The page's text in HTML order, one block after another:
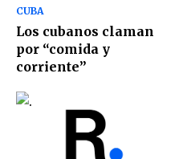
CUBA
Los cubanos claman
por “comida y
corriente”